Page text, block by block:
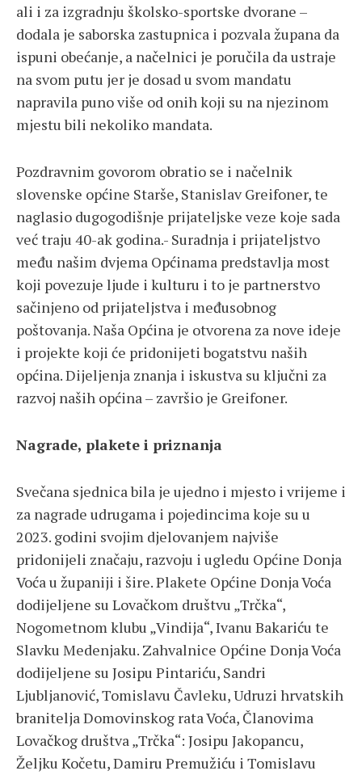
ali i za izgradnju školsko-sportske dvorane –
dodala je saborska zastupnica i pozvala župana da
ispuni obećanje, a načelnici je poručila da ustraje
na svom putu jer je dosad u svom mandatu
napravila puno više od onih koji su na njezinom
mjestu bili nekoliko mandata.
Pozdravnim govorom obratio se i načelnik
slovenske općine Starše, Stanislav Greifoner, te
naglasio dugogodišnje prijateljske veze koje sada
već traju 40-ak godina.- Suradnja i prijateljstvo
među našim dvjema Općinama predstavlja most
koji povezuje ljude i kulturu i to je partnerstvo
sačinjeno od prijateljstva i međusobnog
poštovanja. Naša Općina je otvorena za nove ideje
i projekte koji će pridonijeti bogatstvu naših
općina. Dijeljenja znanja i iskustva su ključni za
razvoj naših općina – završio je Greifoner.
Nagrade, plakete i priznanja
Svečana sjednica bila je ujedno i mjesto i vrijeme i
za nagrade udrugama i pojedincima koje su u
2023. godini svojim djelovanjem najviše
pridonijeli značaju, razvoju i ugledu Općine Donja
Voća u županiji i šire. Plakete Općine Donja Voća
dodijeljene su Lovačkom društvu „Trčka“,
Nogometnom klubu „Vindija“, Ivanu Bakariću te
Slavku Medenjaku. Zahvalnice Općine Donja Voća
dodijeljene su Josipu Pintariću, Sandri
Ljubljanović, Tomislavu Čavleku, Udruzi hrvatskih
branitelja Domovinskog rata Voća, Članovima
Lovačkog društva „Trčka“: Josipu Jakopancu,
Željku Kočetu, Damiru Premužiću i Tomislavu